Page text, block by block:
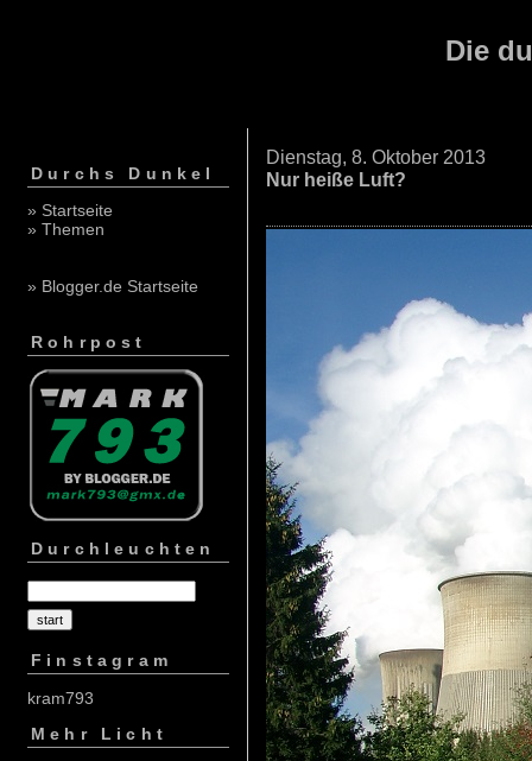
Die
Durchs Dunkel
» Startseite
» Themen
» Blogger.de Startseite
Rohrpost
Durchleuchten
Finstagram
kram793
Mehr Licht
Dienstag, 8. Oktober 2013
Nur heiße Luft?